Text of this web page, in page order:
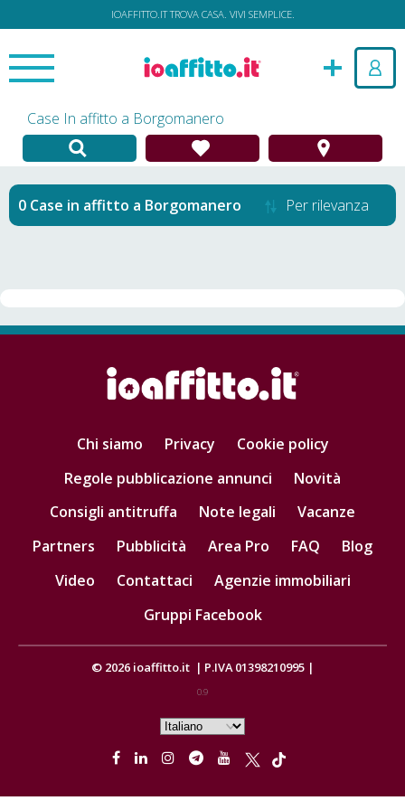
IOAFFITTO.IT TROVA CASA. VIVI SEMPLICE.
Case In affitto a Borgomanero
Case in affitto a Borgomanero Per rilevanza
Chi siamo Privacy
Cookie policy
Regole pubblicazione annunci
Novità
Consigli antitruffa
Note legali
Vacanze
Partners
Pubblicità Area Pro FAQ
Blog
Video
Contattaci
Agenzie immobiliari
Gruppi Facebook
© 2026 ioaffitto.it | P.IVA 01398210995 |
0.9